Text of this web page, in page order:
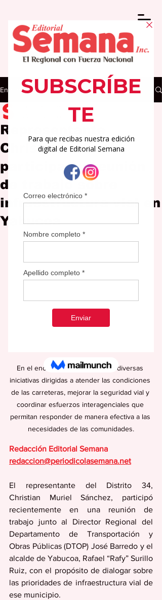
Entrada
Representante
Christian Muriel
participa en reunión
de trabajo sobre
infraestructura vial en
Yabucoa
2 min de lectura
En el encuentro, se discutieron diversas
iniciativas dirigidas a atender las condiciones
de las carreteras, mejorar la seguridad vial y
coordinar esfuerzos interagenciales que
permitan responder de manera efectiva a las
necesidades de las comunidades.
Redacción Editorial Semana
redaccion@periodicolasemana.net
El representante del Distrito 34,
Christian Muriel Sánchez, participó
recientemente en una reunión de
trabajo junto al Director Regional del
Departamento de Transportación y
Obras Públicas (DTOP) José Barredo y el
alcalde de Yabucoa, Rafael “Rafy” Surillo
Ruiz, con el propósito de dialogar sobre
las prioridades de infraestructura vial de
ese municipio.